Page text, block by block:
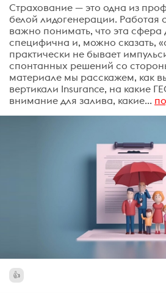
Страхование — это одна из
белой лидогенерации. Работая
важно понимать, что эта сфера
специфична и, можно сказать,
практически не бывает
спонтанных решений со
материале мы расскажем, как
вертикали Insurance, на какие
внимание для залива, какие...